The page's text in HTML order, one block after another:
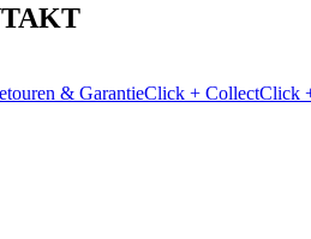
& GarantieClick + CollectClick